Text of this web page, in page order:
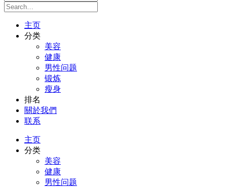
主页
分类
美容
健康
男性问题
锻炼
瘦身
排名
關於我們
联系
主页
分类
美容
健康
男性问题